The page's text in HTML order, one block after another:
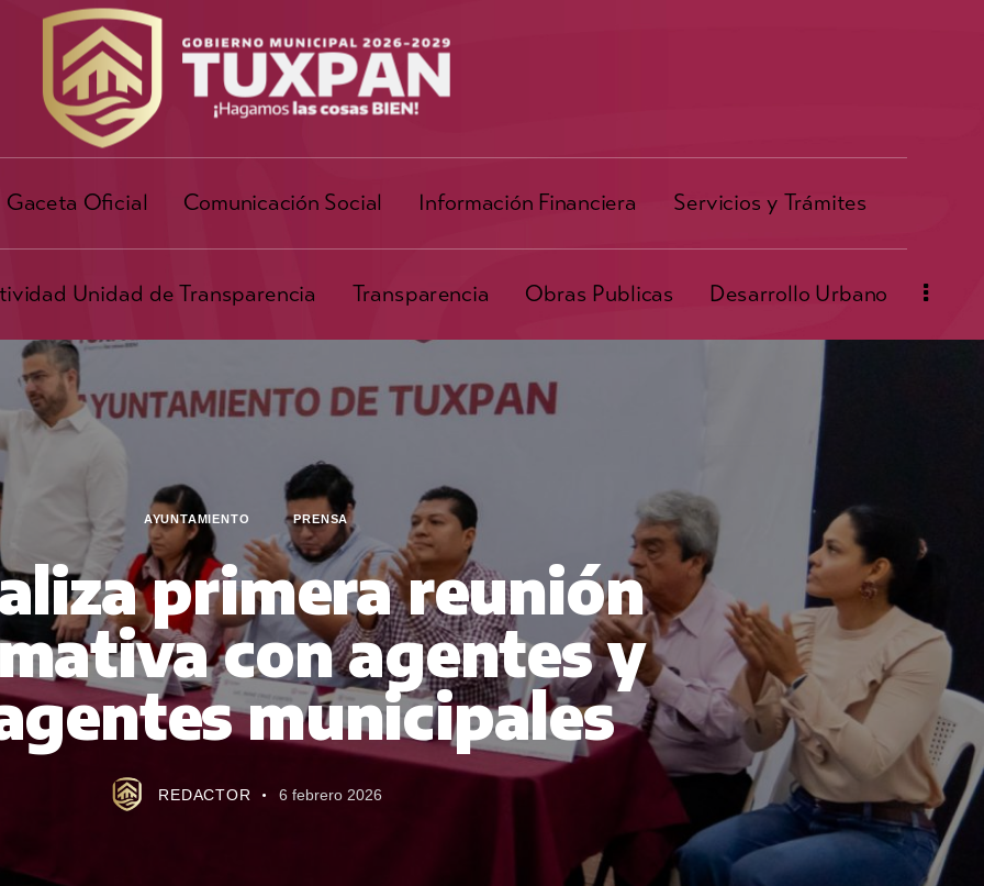
Gaceta Oficial Comunicación Social Información Financiera Servicios y Trámites
Unidad de Transparencia Transparencia Obras Publicas Desarrollo Urbano
AYUNTAMIENTO PRENSA
primera reunión
con agentes y
municipales
REDACTOR 6 febrero 2026